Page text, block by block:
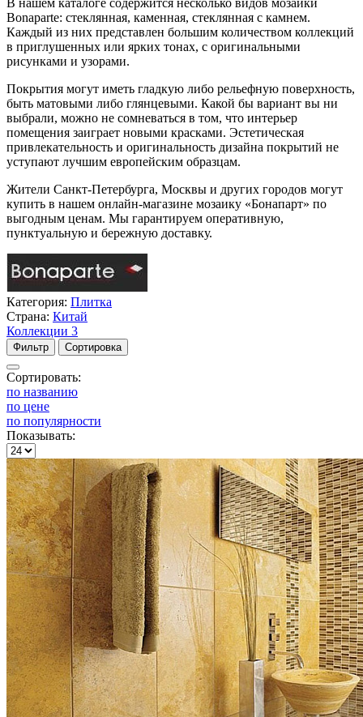
Bonaparte: стеклянная, каменная, стеклянная с камнем.
Каждый из них представлен большим количеством коллекций
в приглушенных или ярких тонах, с оригинальными
рисунками и узорами.
Покрытия могут иметь гладкую либо рельефную поверхность,
быть матовыми либо глянцевыми. Какой бы вариант вы ни
выбрали, можно не сомневаться в том, что интерьер
помещения заиграет новыми красками. Эстетическая
привлекательность и оригинальность дизайна покрытий не
уступают лучшим европейским образцам.
Жители Санкт-Петербурга, Москвы и других городов могут
купить в нашем онлайн-магазине мозаику «Бонапарт» по
выгодным ценам. Мы гарантируем оперативную,
пунктуальную и бережную доставку.
Категория: Плитка
Страна: Китай
Коллекции 3
Фильтр Сортировка
Сортировать:
по названию
по цене
по популярности
Показывать: